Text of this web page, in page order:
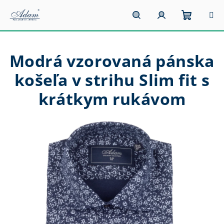
obsah
HľadaťPrihlásenie
košík
Modrá vzorovaná pánska
košeľa v strihu Slim fit s
krátkym rukávom